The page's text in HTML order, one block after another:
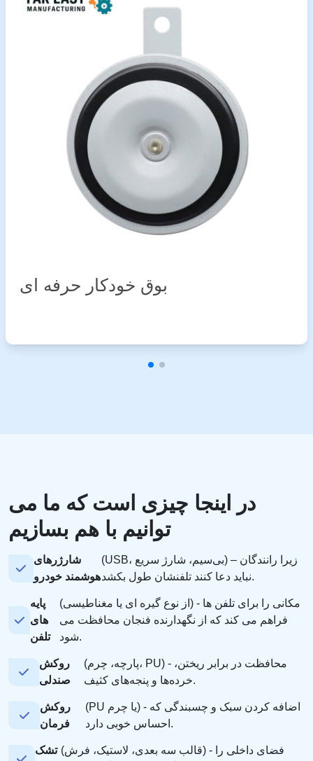
بوق خودکار حرفه ای
در اینجا چیزی است که ما می
توانیم با هم بسازیم
شارژرهای
هوشمند خودرو
(USB، بی‌سیم، شارژ سریع) – زیرا رانندگان
نباید دعا کنند تلفنشان طول بکشد.
پایه
های
تلفن
(از نوع گیره ای یا مغناطیسی) - مکانی را برای تلفن ها
فراهم می کند که از نگهدارنده فنجان محافظت می
شود.
روکش
صندلی
(پارچه، چرم، PU) - محافظت در برابر ریختن،
خرده‌ها و پنجه‌های کثیف.
روکش
فرمان
(PU یا چرم) - اضافه کردن سبک و چسبندگی که
احساس خوبی دارد.
تشک (قالب سه بعدی، لاستیک، فرش) - فضای داخلی را